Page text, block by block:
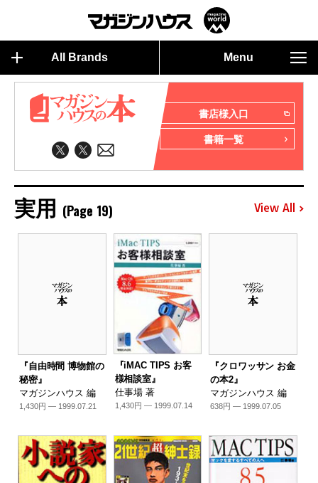
All Brands Menu
書店様入口
書籍一覧
実用 (Page 19) View All
『自由時間 博物館の
秘密』
マガジンハウス 編
1,430円 — 1999.07.21
『iMAC TIPS お客
様相談室』
仕事場 著
1,430円 — 1999.07.14
『クロワッサン お金
の本2』
マガジンハウス 編
638円 — 1999.07.05